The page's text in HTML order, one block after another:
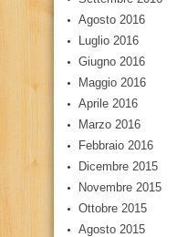
Agosto 2016
Luglio 2016
Giugno 2016
Maggio 2016
Aprile 2016
Marzo 2016
Febbraio 2016
Dicembre 2015
Novembre 2015
Ottobre 2015
Agosto 2015